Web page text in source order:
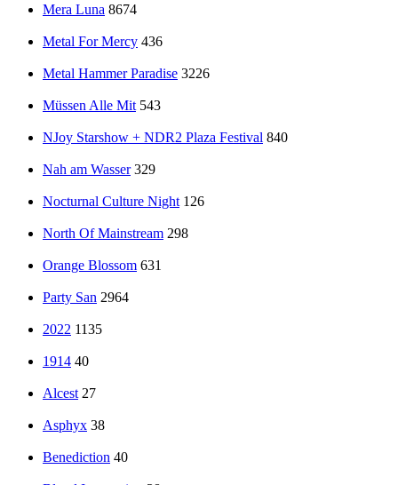
Mera Luna 8674
Metal For Mercy 436
Metal Hammer Paradise 3226
Müssen Alle Mit 543
NJoy Starshow + NDR2 Plaza Festival 840
Nah am Wasser 329
Nocturnal Culture Night 126
North Of Mainstream 298
Orange Blossom 631
Party San 2964
2022 1135
1914 40
Alcest 27
Asphyx 38
Benediction 40